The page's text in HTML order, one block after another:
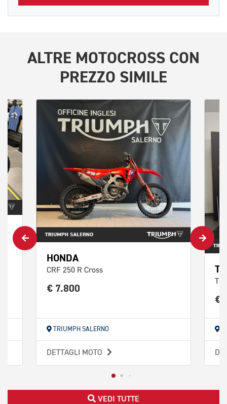
ALTRE MOTOCROSS CON
PREZZO SIMILE
HONDA
CRF 250 R Cross
€ 7.800
TRIUMPH SALERNO
DETTAGLI MOTO
TF
€
VEDI TUTTE